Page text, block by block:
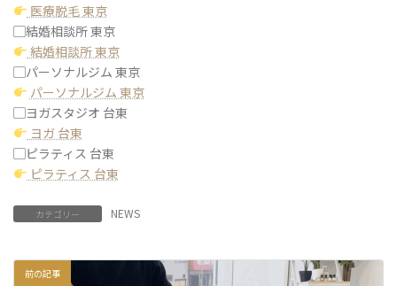
医療脱毛 東京
▢結婚相談所 東京
結婚相談所 東京
▢パーソナルジム 東京
パーソナルジム 東京
▢ヨガスタジオ 台東
ヨガ 台東
▢ピラティス 台東
ピラティス 台東
カテゴリー NEWS
前の記事